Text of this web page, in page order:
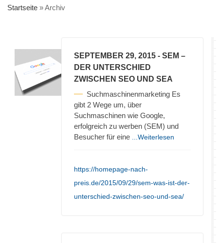
Startseite »Archiv
SEPTEMBER 29, 2015 - SEM –
DER UNTERSCHIED
ZWISCHEN SEO UND SEA
Suchmaschinenmarketing Es
gibt 2 Wege um, über
Suchmaschinen wie Google,
erfolgreich zu werben (SEM) und
Besucher für eine
...Weiterlesen
https://homepage-nach-
preis.de/2015/09/29/sem-was-ist-der-
unterschied-zwischen-seo-und-sea/